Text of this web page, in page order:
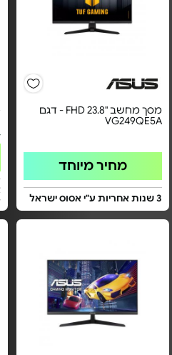
מסך מחשב "23.8 FHD - דגם
VG249QE5A
מחיר מיוחד
3 שנות אחריות ע"י אסוס ישראל